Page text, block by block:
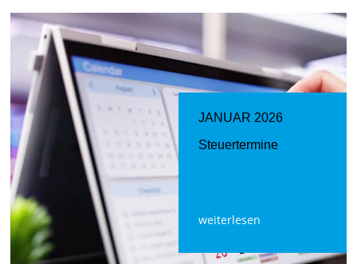
JANUAR 2026
Steuertermine
weiterlesen